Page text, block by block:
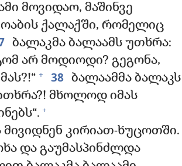
მოვიდაო, მაშინვე
ქალაქში, რომელიც
ბალაკმა ბალაამს უთხრა:
არ მოდიოდი? გეგონა,
+ 38 ბალაამმა ბალაკს
მხოლოდ იმას
+
მივიდნენ კირიათ-ხუცოთში.
და გაუმასპინძლდა